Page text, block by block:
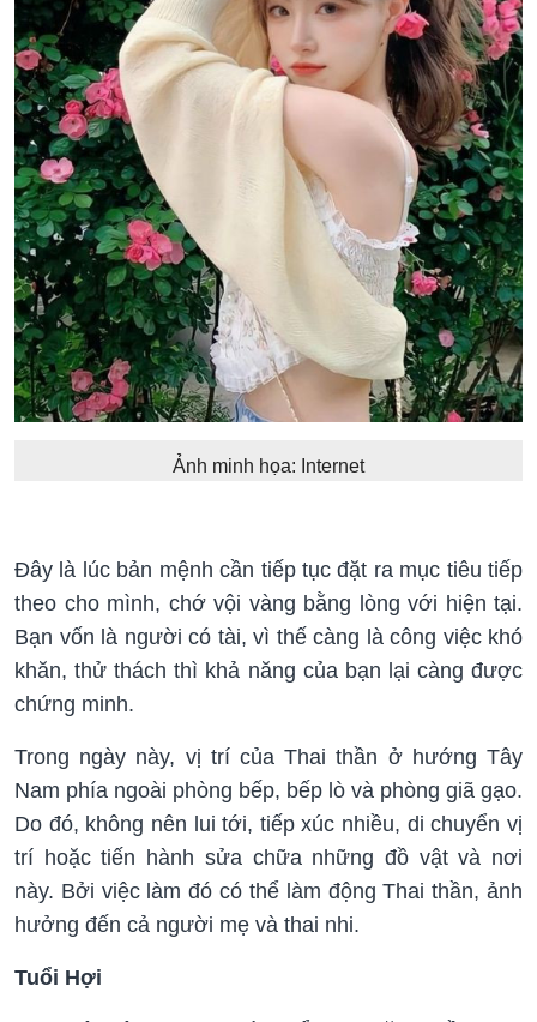
Ảnh minh họa: Internet
Đây là lúc bản mệnh cần tiếp tục đặt ra mục tiêu tiếp
theo cho mình, chớ vội vàng bằng lòng với hiện tại.
Bạn vốn là người có tài, vì thế càng là công việc khó
khăn, thử thách thì khả năng của bạn lại càng được
chứng minh.
Trong ngày này, vị trí của Thai thần ở hướng Tây
Nam phía ngoài phòng bếp, bếp lò và phòng giã gạo.
Do đó, không nên lui tới, tiếp xúc nhiều, di chuyển vị
trí hoặc tiến hành sửa chữa những đồ vật và nơi
này. Bởi việc làm đó có thể làm động Thai thần, ảnh
hưởng đến cả người mẹ và thai nhi.
Tuổi Hợi